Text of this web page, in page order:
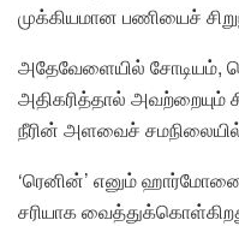
முக்கியமான பணியைச்
அதேவேளையில் சோடியம்,
அதிகரித்தால் அவற்றையும்
நீரின் அளவைச்
‘ரெனின்’ எனும்
சரியாக